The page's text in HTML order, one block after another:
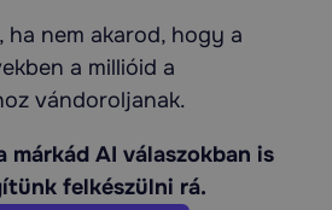
ha nem akarod, hogy a
a millióid a
vándoroljanak.
márkád AI válaszokban is
felkészülni rá.